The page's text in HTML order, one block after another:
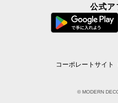
公式ア
コーポレートサイト
© MODERN